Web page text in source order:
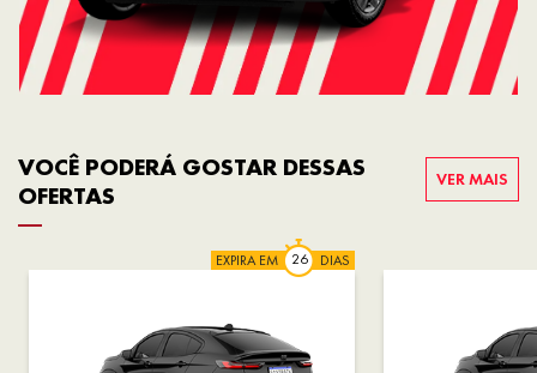
VOCÊ PODERÁ GOSTAR DESSAS
OFERTAS
VER MAIS
EXPIRA EM DIAS